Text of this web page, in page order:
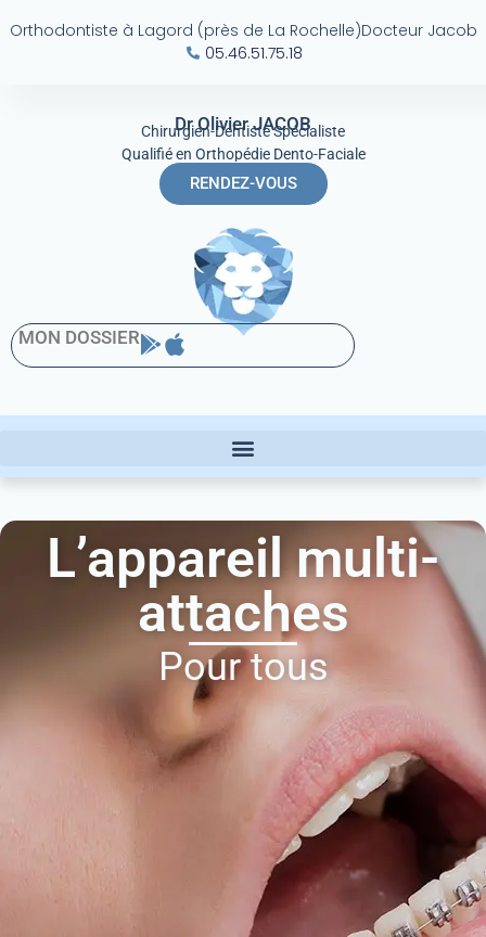
Orthodontiste à Lagord (près de La Rochelle)Docteur Jacob
05.46.51.75.18
Dr Olivier JACOB
Chirurgien-Dentiste Spécialiste
Qualifié en Orthopédie Dento-Faciale
RENDEZ-VOUS
MON DOSSIER
L’appareil multi-
attaches
Pour tous